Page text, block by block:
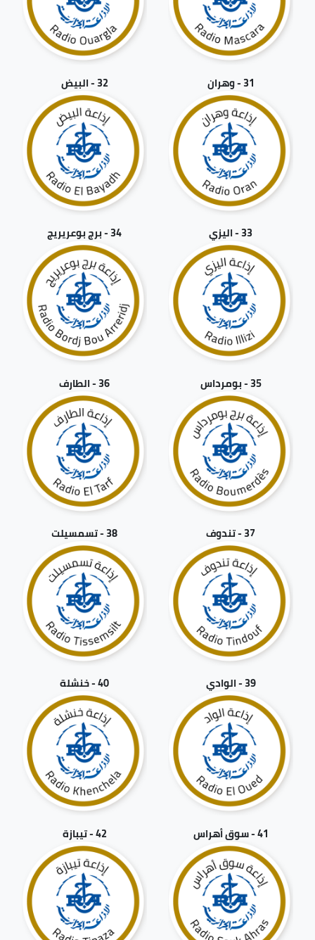
31 - وهران 32 - البيض
33 - اليزي 34 - برج بوعريريج
35 - بومرداس 36 - الطارف
37 - تندوف 38 - تسمسيلت
39 - الوادي 40 - خنشلة
41 - سوق أهراس 42 - تيبازة